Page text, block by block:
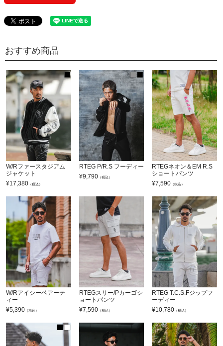
おすすめ商品
W/Rファースタジアム
ジャケット
¥17,380 （税込）
RTEG P/R.S フーディー
¥9,790（税込）
RTEGネオン＆EM R.S
ショートパンツ
¥7,590 （税込）
W/Rアイシーベアーテ
ィー
¥5,390 （税込）
RTEGスリー/Pカーゴシ
ョートパンツ
¥7,590（税込）
RTEG T.C.S.Fジップフ
ーディー
¥10,780 （税込）